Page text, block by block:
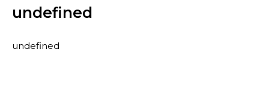
rubrique les primes et pénalités déclarées à ECOMAISON et CITEO (Eco
organismes français) lors de la déclaration annuelle de nos produits.
undefined
undefined